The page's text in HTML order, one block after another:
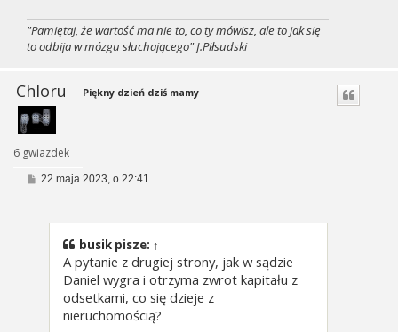
"Pamiętaj, że wartość ma nie to, co ty mówisz, ale to jak się
to odbija w mózgu słuchającego" J.Piłsudski
Chloru
6 gwiazdek
Piękny dzień dziś mamy
P22 maja 2023, o 22:41
busik pisze: ↑
A pytanie z drugiej strony, jak w sądzie
Daniel wygra i otrzyma zwrot kapitału z
odsetkami, co się dzieje z
nieruchomością?